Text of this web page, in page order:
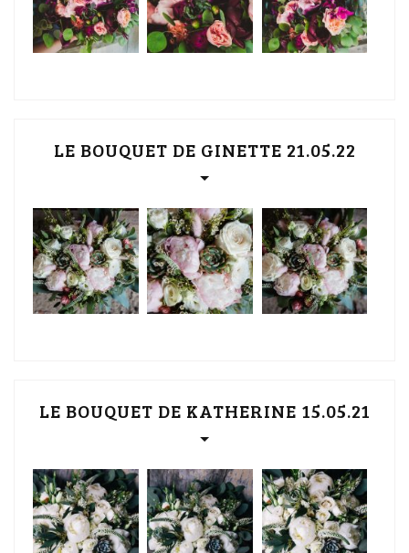
LE BOUQUET DE GINETTE 21.05.22
LE BOUQUET DE KATHERINE 15.05.21